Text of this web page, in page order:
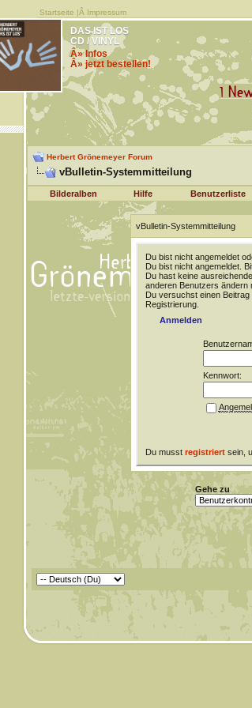
Startseite |Â Impressum
DAS IST LOS
CD / VINYL
Â» Infos
Â» jetzt bestellen!
Herbert Grönemeyer Forum
vBulletin-Systemmitteilung
Bilderalben Hilfe Benutzerliste
vBulletin-Systemmitteilung
Du bist nicht angemeldet
Du bist nicht angemeldet.
Du hast keine
anderen Benutzers ändern
Du versuchst einen
Registrierung.
Anmelden
Kennwort:
Du musst registriertsein,
Gehe zu